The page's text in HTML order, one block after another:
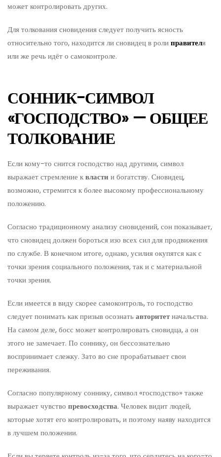
может контролировать других.
Для толкования сновидения следует получить ясность
относительно того, находится ли сновидец в ролиправителя
или же речь идёт о самоконтроле.
СОННИК-СИМВОЛ
«ГОСПОДСТВО» — ОБЩЕЕ
ТОЛКОВАНИЕ
Если кому-то снится господство над другими, символ
выражает стремление квласти и богатству. Сновидец,
возможно, стремится к более высокому профессиональному
положению.
Согласно традиционному анализу сновидений, сон показывает,
что сновидец должен бороться изо всех сил для продвижения
по службе. В конечном итоге, однако, усилия окупятся как с
точки зрения социального положения, так и с материальной
точки зрения.
Если имеется в виду скорее самоконтроль, то господство
следует понимать как призыв осознатьавторитетначальства.
На самом деле, босс может контролировать сновидца, а он
этого не замечает. По соннику, он бессознательно
воспринимает слежку. Зато во сне прорабатывает свои
переживания.
Согласно популярному соннику, символ «господство» также
выражает чувство превосходства. Человек видит людей,
которые хотят его контролировать, и поэтому наяву находится
в лучшем положении.